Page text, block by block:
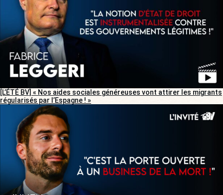
[L’ÉTÉ BV] « Nos aides sociales généreuses vont attirer les migrants
régularisés par l’Espagne ! »